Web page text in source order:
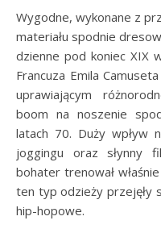
Wygodne, wykonane z
materiału spodnie
dzienne pod koniec XIX
Francuza Emila
uprawiającym
boom na noszenie
latach 70. Duży wpływ
joggingu oraz słynny
bohater trenował
ten typ odzieży przejęły
hip-hopowe.